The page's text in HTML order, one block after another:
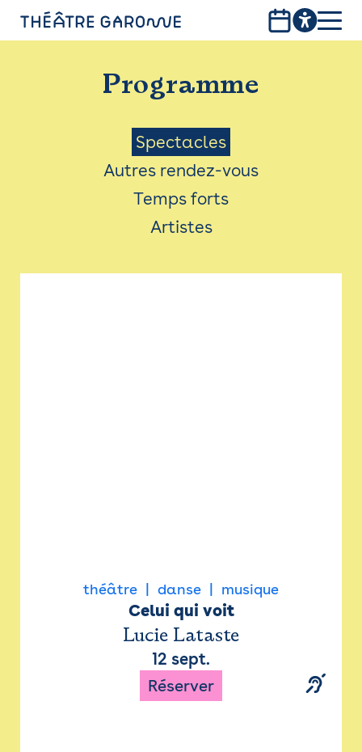
PROGRAMME
INFOS PRATIQUES
AVEC LES PUBLICS
ACCESSIBILITÉ
LES PRODUCTIONS
Programme
Menu
Saison
Spectacles
Autres rendez-vous
Temps forts
Artistes
théâtre danse musique
Celui qui voit
Lucie Lataste
12 sept.
Réserver